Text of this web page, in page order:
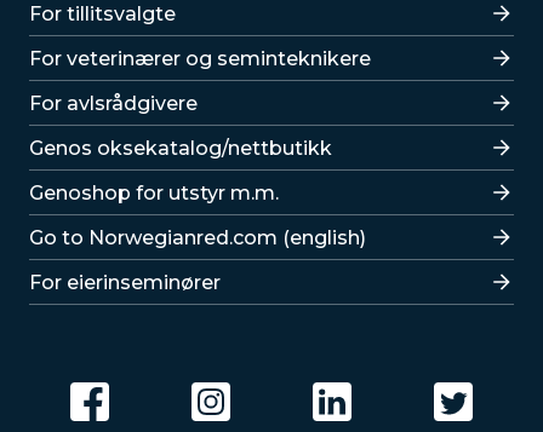
For tillitsvalgte
For veterinærer og seminteknikere
For avlsrådgivere
Lenker
Genos oksekatalog/nettbutikk
Genoshop for utstyr m.m.
Go to Norwegianred.com (english)
For eierinseminører